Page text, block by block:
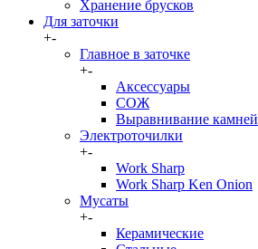
Хранение брусков
Для заточки
+-
Главное в заточке
+-
Аксессуары
СОЖ
Выравнивание камней
Электроточилки
+-
Work Sharp
Work Sharp Ken Onion
Мусаты
+-
Керамические